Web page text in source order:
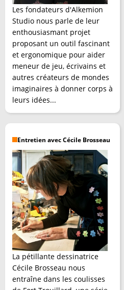
Les fondateurs d'Alkemion
Studio nous parle de leur
enthousiasmant projet
proposant un outil fascinant
et ergonomique pour aider
meneur de jeu, écrivains et
autres créateurs de mondes
imaginaires à donner corps à
leurs idées...
Entretien avec Cécile Brosseau
La pétillante dessinatrice
Cécile Brosseau nous
entraîne dans les coulisses